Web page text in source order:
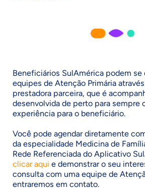
Beneficiários SulAmérica podem se
equipes de Atenção Primária
prestadora parceira, que é
desenvolvida de perto para sempre
experiência para o beneficiário.
Você pode agendar diretamente
da especialidade Medicina de
Rede Referenciada do Aplicativo
clicar aqui e demonstrar o seu
consulta com uma equipe de
entraremos em contato.